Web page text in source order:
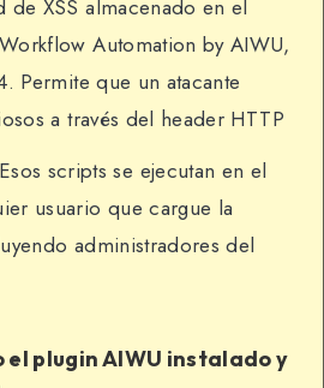
de XSS almacenado en el
Automation by AIWU,
Permite que un atacante
a través del header HTTP
scripts se ejecutan en el
usuario que cargue la
administradores del
el plugin AIWU instalado y